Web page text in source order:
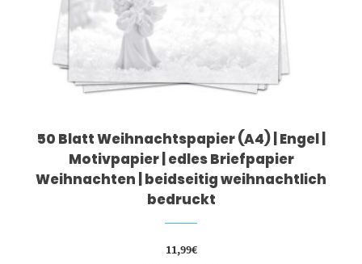
50 Blatt Weihnachtspapier (A4) | Engel |
Motivpapier | edles Briefpapier
Weihnachten | beidseitig weihnachtlich
bedruckt
11,99€